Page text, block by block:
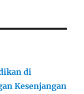
di
Kesenjangan